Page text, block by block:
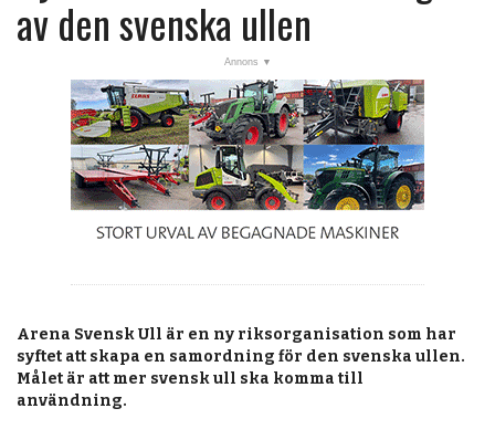
Veckans nyheter
RSS-flöde
OPINION
KALENDER
MARKNAD
TJÄNSTER
JOBB
ANNONSERA
av den svenska ullen
Arena Svensk Ull är en ny riksorganisation som har
syftet att skapa en samordning för den svenska ­ullen.
Målet är att mer svensk ull ska komma till
användning.